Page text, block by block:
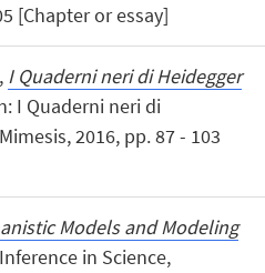
[Chapter or essay]
I Quaderni neri di Heidegger
I Quaderni neri di
2016, pp. 87 - 103
Models and Modeling
in Science,